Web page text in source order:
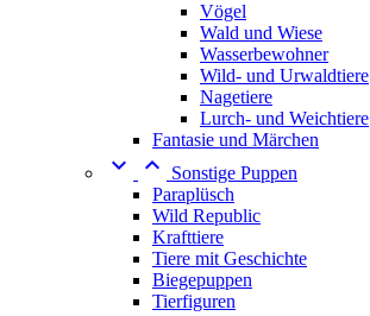
Vögel
Wald und Wiese
Wasserbewohner
Wild- und Urwaldtiere
Nagetiere
Lurch- und Weichtiere
Fantasie und Märchen
 
Sonstige Puppen
Paraplüsch
Wild Republic
Krafttiere
Tiere mit Geschichte
Biegepuppen
Tierfiguren